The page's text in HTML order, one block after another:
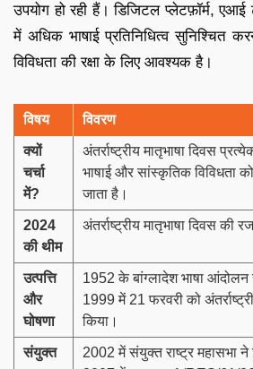
उपयोग हो रही हैं। डिजिटल प्लेटफ़ॉर्म,
में अधिक भाषाई प्रतिनिधित्व सुनिश्चित
विविधता की रक्षा के लिए आवश्यक है।
विषय विवरण
क्यों
चर्चा
में?
अंतर्राष्ट्रीय मातृभाषा दिवस
भाषाई और सांस्कृतिक विविधता
जाता है।
2024
की थीम
अंतर्राष्ट्रीय मातृभाषा दिवस की
उत्पत्ति
और
घोषणा
1952 के बांग्लादेश भाषा
1999 में 21 फरवरी को
किया।
संयुक्त
2002 में संयुक्त राष्ट्र महासभा ने